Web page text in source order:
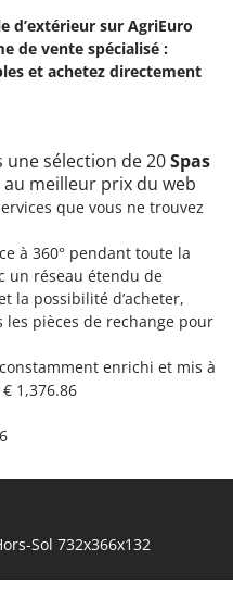
d’extérieur sur AgriEuro
de vente spécialisé :
et achetez directement
une sélection de 20Spas
au meilleur prix du web
que vous ne trouvez
à 360° pendant toute la
un réseau étendu de
la possibilité d’acheter,
pièces de rechange pour
enrichi et mis à
1,376.86
Sol 732x366x132